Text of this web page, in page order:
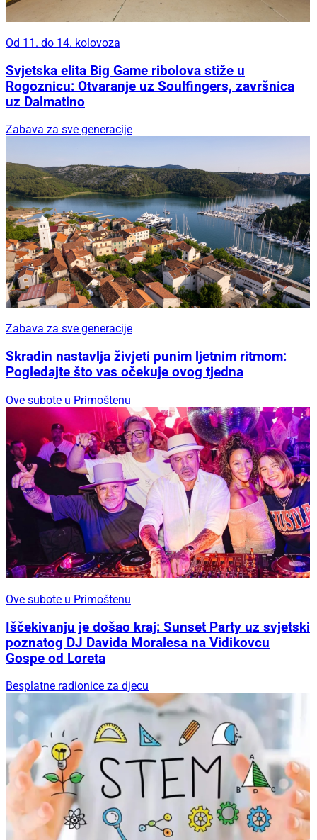
Od 11. do 14. kolovoza
Svjetska elita Big Game ribolova stiže u
Rogoznicu: Otvaranje uz Soulfingers, završnica
uz Dalmatino
Zabava za sve generacije
Zabava za sve generacije
Skradin nastavlja živjeti punim ljetnim ritmom:
Pogledajte što vas očekuje ovog tjedna
Ove subote u Primoštenu
Ove subote u Primoštenu
Iščekivanju je došao kraj: Sunset Party uz svjetski
poznatog DJ Davida Moralesa na Vidikovcu
Gospe od Loreta
Besplatne radionice za djecu